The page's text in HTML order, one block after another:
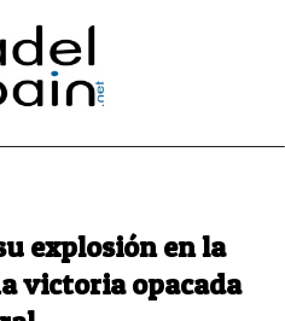
explosión en la
victoria opacada